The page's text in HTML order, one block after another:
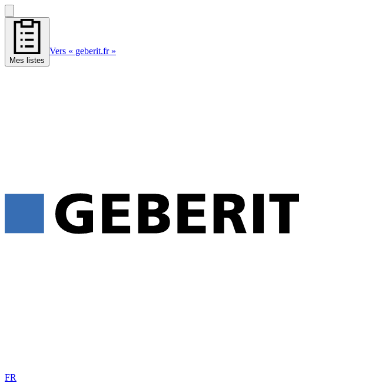
Mes listes
Vers « geberit.fr »
FR